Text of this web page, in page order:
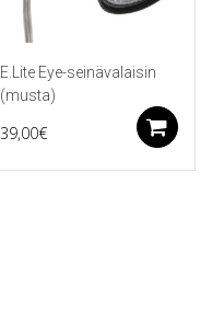
ostoskoriin
E.Lite Eye-seinävalaisin
(musta)
39,00€